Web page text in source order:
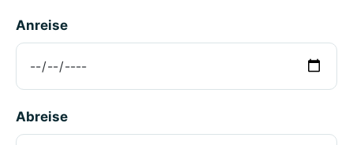
Anreise
Abreise